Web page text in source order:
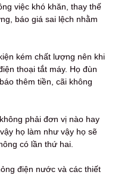
việc khó khăn, thay thế
báo giá sai lệch nhằm
kém chất lượng nên khi
thoại tắt máy. Họ đùn
thêm tiền, cãi không
phải đơn vị nào hay
họ làm như vậy họ sẽ
có lần thứ hai.
điện nước và các thiết